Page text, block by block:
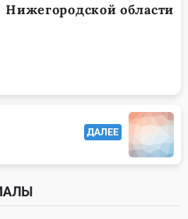
Нижегородской области
ДАЛЕЕ